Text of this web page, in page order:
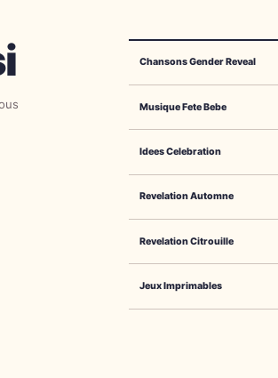
Chansons Gender Reveal
Musique Fete Bebe
Idees Celebration
Revelation Automne
Revelation Citrouille
Jeux Imprimables